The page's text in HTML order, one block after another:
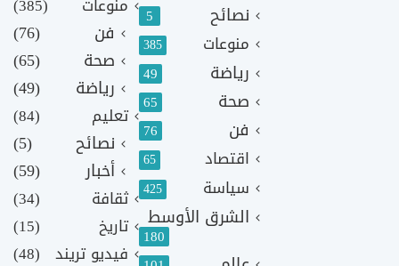
نصائح 5
منوعات 385
رياضة 49
صحة 65
فن 76
اقتصاد 65
سياسة 425
الشرق الأوسط
180
منوعات
(385)
فن
(76)
صحة
(65)
رياضة
(49)
تعليم (84)
نصائح
(5)
أخبار
(59)
ثقافة
(34)
تاريخ
(15)
فيديو تريند (48)